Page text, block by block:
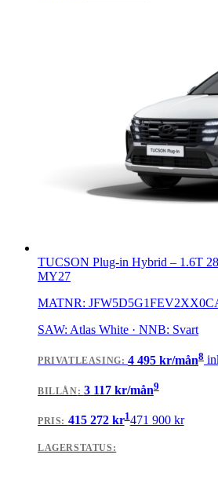
TUCSON Plug-in Hybrid – 1.6T
MY27
MATNR:
SAW: Atlas White · NNB: Svart
PRIVATLEASING:4 495 kr/mån8
BILLÅN: 3 117kr/mån9
PRIS: 415 272kr1471 900kr
LAGERSTATUS: